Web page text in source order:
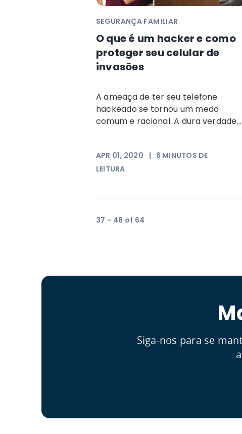
SEGURANÇA FAMILIAR
O que é um hacker e como
proteger seu celular de
invasões
A ameaça de ter seu telefone
hackeado se tornou um medo
comum e racional. A dura verdade...
APR 01, 2020 | 6 MINUTOS DE
LEITURA
37 - 48 of 64
Siga-nos para se